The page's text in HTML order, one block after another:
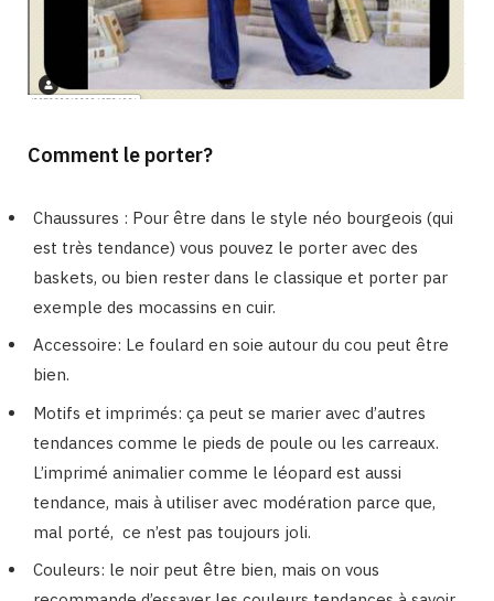
Comment le porter?
Chaussures : Pour être dans le style néo bourgeois (qui
est très tendance) vous pouvez le porter avec des
baskets, ou bien rester dans le classique et porter par
exemple des mocassins en cuir.
Accessoire: Le foulard en soie autour du cou peut être
bien.
Motifs et imprimés: ça peut se marier avec d’autres
tendances comme le pieds de poule ou les carreaux.
L’imprimé animalier comme le léopard est aussi
tendance, mais à utiliser avec modération parce que,
mal porté, ce n’est pas toujours joli.
Couleurs: le noir peut être bien, mais on vous